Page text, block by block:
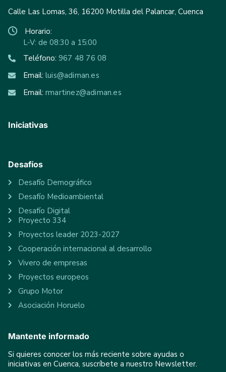
Calle Las Lomas, 36, 16200 Motilla del Palancar, Cuenca
Horario:
L-V: de 08:30 a 15:00
Teléfono: 967 48 76 08
Email: luis@adiman.es
Email: rmartinez@adiman.es
Iniciativas
Desafíos
Desafío Demográfico
Desafío Medioambiental
Desafío Digital
Proyecto 334
Proyectos leader 2023-2027
Cooperación internacional al desarrollo
Vivero de empresas
Proyectos europeos
Grupo Motor
Asociación Horuelo
Mantente informado
Si quieres conocer los más reciente sobre ayudas o
iniciativas en Cuenca, suscríbete a nuestro Newsletter.